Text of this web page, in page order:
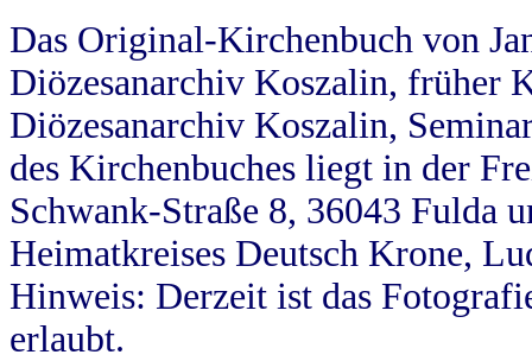
Das Original-Kirchenbuch von
Diözesanarchiv Koszalin, früher
Diözesanarchiv Koszalin,
des Kirchenbuches liegt in der
Schwank-Straße 8, 36043 Fulda
Heimatkreises Deutsch Krone,
Hinweis: Derzeit ist das
erlaubt.